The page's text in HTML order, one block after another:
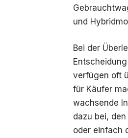
und
Bei der
verfügen oft
für Käufer
wachsende
dazu bei,
oder einfach